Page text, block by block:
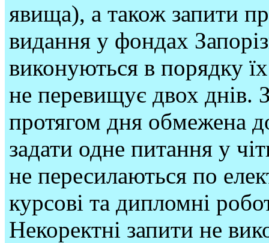
явища), а також запити
видання у фондах
виконуються в порядку
не перевищує двох днів.
протягом дня обмежена
задати одне питання у
не пересилаються по
курсові та дипломні
Некоректні запити не